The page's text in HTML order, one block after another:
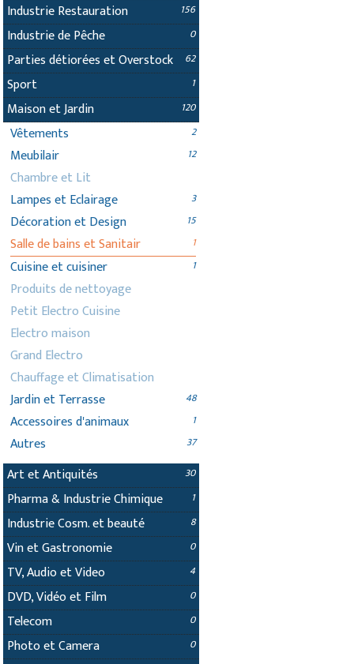
Industrie Restauration 156
Industrie de Pêche 0
Parties détiorées et Overstock 62
Sport 1
Maison et Jardin 120
Vêtements 2
Meubilair 12
Chambre et Lit
Lampes et Eclairage
3
Décoration et Design 15
Salle de bains et Sanitair 1
Cuisine et cuisiner 1
Produits de nettoyage
Petit Electro Cuisine
Electro maison
Grand Electro
Chauffage et Climatisation
Jardin et Terrasse
48
Accessoires d'animaux 1
Autres 37
Art et Antiquités 30
Pharma & Industrie Chimique 1
Industrie Cosm. et beauté 8
Vin et Gastronomie 0
TV, Audio et Video 4
DVD, Vidéo et Film 0
Telecom 0
Photo et Camera 0